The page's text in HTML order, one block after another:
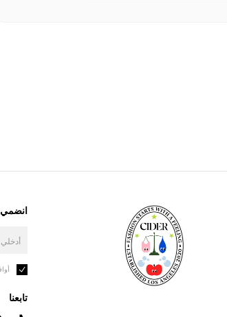
انضمي
تابعنا